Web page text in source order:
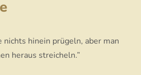
nichts hinein prügeln, aber man
heraus streicheln.”